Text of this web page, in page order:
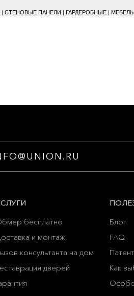
ПАНЕЛИ | ГАРДЕРОБНЫЕ | МЕБЕЛЬ
бесплатно
и монтаж
консультанта на дом
дверей
Блог
FAQ
Как